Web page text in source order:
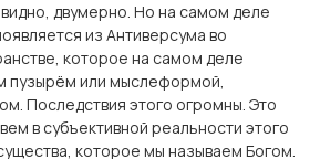
двумерно. Но на самом деле
из Антиверсума во
которое на самом деле
пузырём или мыслеформой,
Последствия этого огромны. Это
в субъективной реальности этого
которое мы называем Богом.